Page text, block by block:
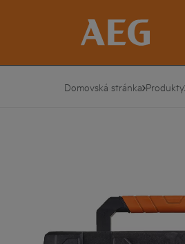
Domovská stránka Produkty